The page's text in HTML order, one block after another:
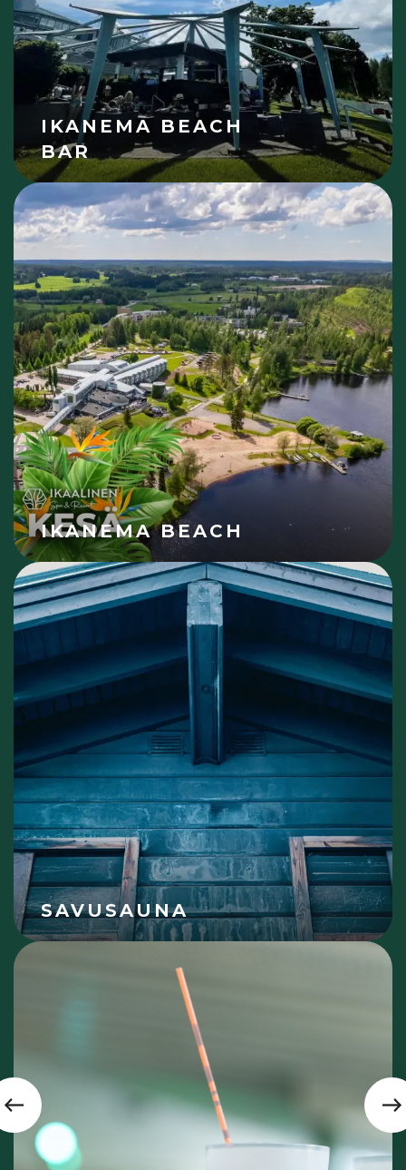
IKANEMA BEACH
BAR
IKANEMA BEACH
SAVUSAUNA